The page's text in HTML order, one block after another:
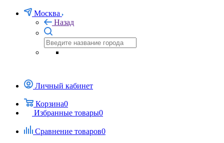
Москва
Назад
Личный кабинет
Корзина0
Избранные товары0
Сравнение товаров0